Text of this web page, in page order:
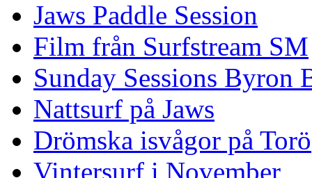
Jaws Paddle Session
Film från Surfstream SM
Sunday Sessions Byron
Nattsurf på Jaws
Drömska isvågor på Torö
Vintersurf i November